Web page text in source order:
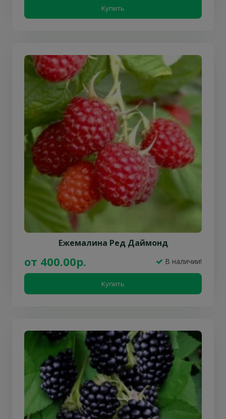
Купить
Ежемалина Ред Даймонд
от 400.00р. В наличии!
Купить